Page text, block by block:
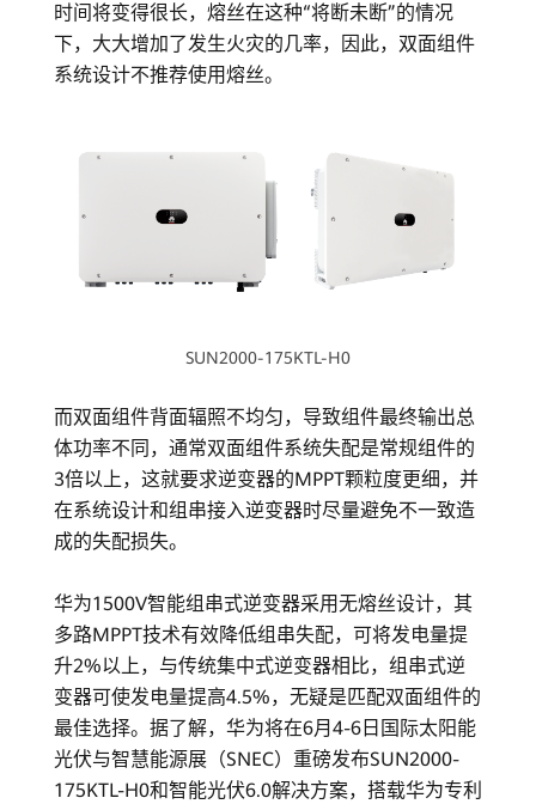
时间将变得很长，熔丝在这种“将断未断”的情况
下，大大增加了发生火灾的几率，因此，双面组件
系统设计不推荐使用熔丝。
SUN2000-175KTL-H0
而双面组件背面辐照不均匀，导致组件最终输出总
体功率不同，通常双面组件系统失配是常规组件的
3倍以上，这就要求逆变器的MPPT颗粒度更细，并
在系统设计和组串接入逆变器时尽量避免不一致造
成的失配损失。
华为1500V智能组串式逆变器采用无熔丝设计，其
多路MPPT技术有效降低组串失配，可将发电量提
升2%以上，与传统集中式逆变器相比，组串式逆
变器可使发电量提高4.5%，无疑是匹配双面组件的
最佳选择。据了解，华为将在6月4-6日国际太阳能
光伏与智慧能源展（SNEC）重磅发布SUN2000-
175KTL-H0和智能光伏6.0解决方案，搭载华为专利